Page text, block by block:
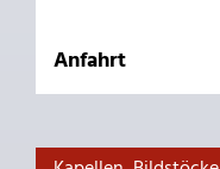
Anfahrt